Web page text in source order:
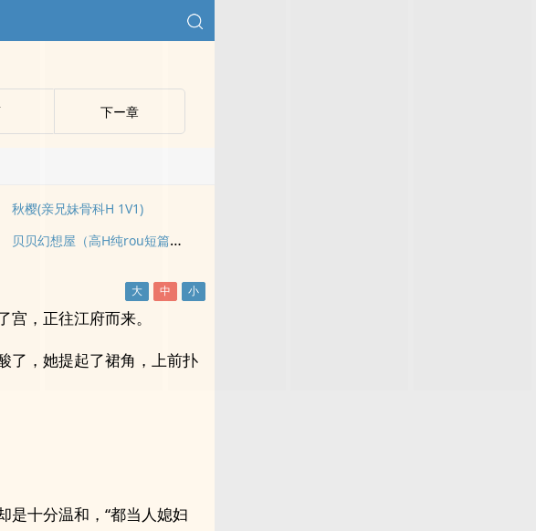
下ー章
秋樱(亲兄妹骨科H 1V1)
贝贝幻想屋（高H纯rou短篇合集）
，正往江府而来。
了，她提起了裙角，上前扑
是十分温和，“都当人媳妇